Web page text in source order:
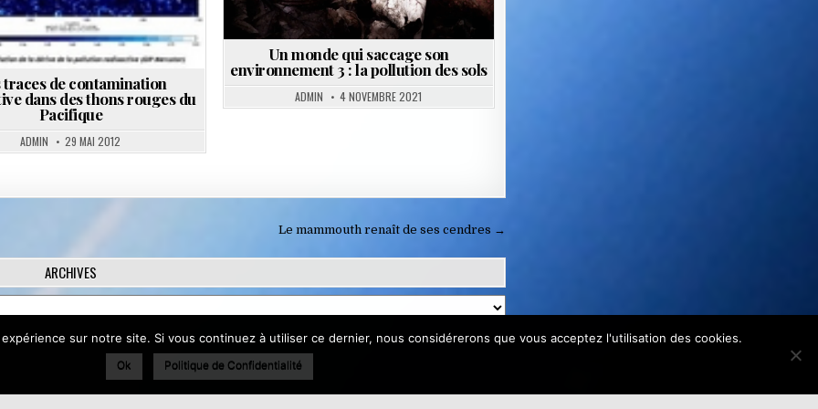
Un monde qui saccage son
environnement 3 : la pollution des sols
ADMIN 4 NOVEMBRE 2021
traces de contamination
dans des thons rouges du
Pacifique
ADMIN 29 MAI 2012
Le mammouth renaît de ses cendres →
ARCHIVES
ce site Web, vous acceptez leur utilisation.
Politique relative aux cookies
sur notre site. Si vous continuez à utiliser ce dernier, nous considérerons que vous acceptez l'utilisation des cookies.
Ok Politique de Confidentialité